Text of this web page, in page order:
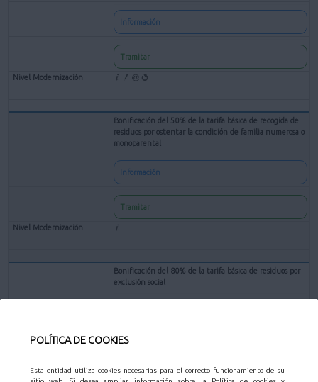
POLÍTICA DE COOKIES
Esta entidad utiliza cookies necesarias para el correcto funcionamiento de su
Información
Tramitar
Bonificación del 50% de la tarifa básica de recogida de
residuos por ostentar la condición de familia numerosa o
monoparental
Información
Tramitar
Bonificación del 80% de la tarifa básica de residuos por
exclusión social
Tramitar